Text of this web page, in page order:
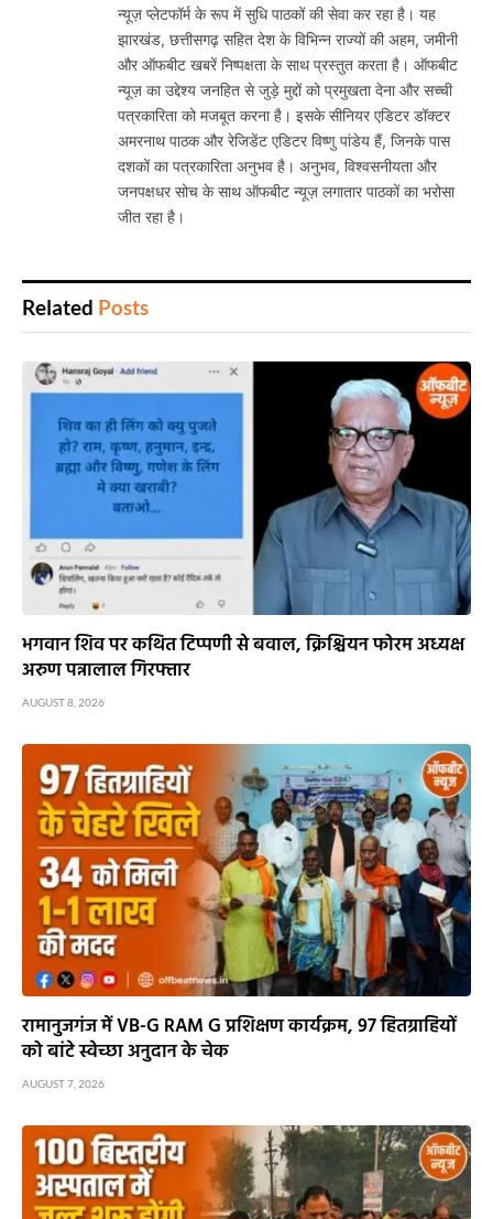
न्यूज़ प्लेटफॉर्म के रूप में सुधि पाठकों की सेवा कर रहा है। यह
झारखंड, छत्तीसगढ़ सहित देश के विभिन्न राज्यों की अहम, जमीनी
और ऑफबीट खबरें निष्पक्षता के साथ प्रस्तुत करता है। ऑफबीट
न्यूज़ का उद्देश्य जनहित से जुड़े मुद्दों को प्रमुखता देना और सच्ची
पत्रकारिता को मजबूत करना है। इसके सीनियर एडिटर डॉक्टर
अमरनाथ पाठक और रेजिडेंट एडिटर विष्णु पांडेय हैं, जिनके पास
दशकों का पत्रकारिता अनुभव है। अनुभव, विश्वसनीयता और
जनपक्षधर सोच के साथ ऑफबीट न्यूज़ लगातार पाठकों का भरोसा
जीत रहा है।
Related Posts
भगवान शिव पर कथित टिप्पणी से बवाल, क्रिश्चियन फोरम अध्यक्ष
अरुण पन्नालाल गिरफ्तार
AUGUST 8, 2026
रामानुजगंज में VB-G RAM G प्रशिक्षण कार्यक्रम, 97 हितग्राहियों
को बांटे स्वेच्छा अनुदान के चेक
AUGUST 7, 2026